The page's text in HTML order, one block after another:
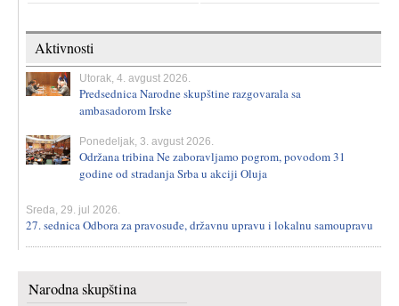
Aktivnosti
Utorak, 4. avgust 2026.
Predsednica Narodne skupštine razgovarala sa
ambasadorom Irske
Ponedeljak, 3. avgust 2026.
Održana tribina Ne zaboravljamo pogrom, povodom 31
godine od stradanja Srba u akciji Oluja
Sreda, 29. jul 2026.
27. sednica Odbora za pravosuđe, državnu upravu i lokalnu samoupravu
Narodna skupština